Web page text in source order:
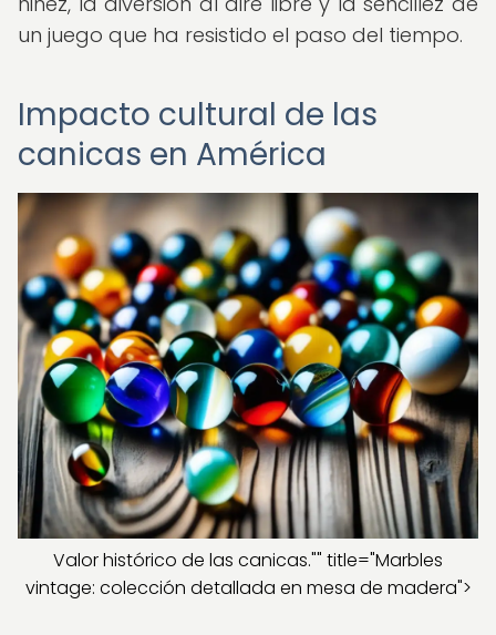
un juego que ha resistido el paso del tiempo.
Impacto cultural de las
canicas en América
Valor histórico de las canicas."" title="Marbles
vintage: colección detallada en mesa de madera">